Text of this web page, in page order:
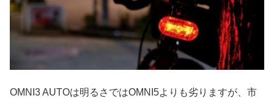
OMNI3 AUTOは明るさではOMNI5よりも劣りますが、市